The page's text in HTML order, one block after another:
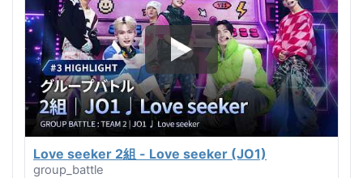
Love seeker 2組 - Love seeker (JO1)
group_battle